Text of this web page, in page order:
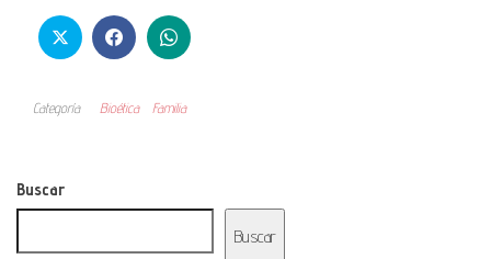
Categoría Bioética Familia
Buscar
Buscar